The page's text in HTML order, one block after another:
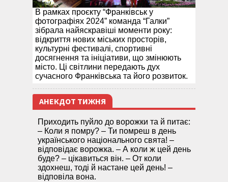
В рамках проєкту “Франківськ у
фотографіях 2024” команда “Галки”
зібрала найяскравіші моменти року:
відкриття нових міських просторів,
культурні фестивалі, спортивні
досягнення та ініціативи, що змінюють
місто. Ці світлини передають дух
сучасного Франківська та його розвиток.
АНЕКДОТ ТИЖНЯ
Приходить пуйло до ворожки та й питає:
– Коли я помру? – Ти помреш в день
українського національного свята! –
відповідає ворожка. – А коли ж цей день
буде? – цікавиться він. – От коли
здохнеш, тоді й настане цей день! –
відповіла вона.